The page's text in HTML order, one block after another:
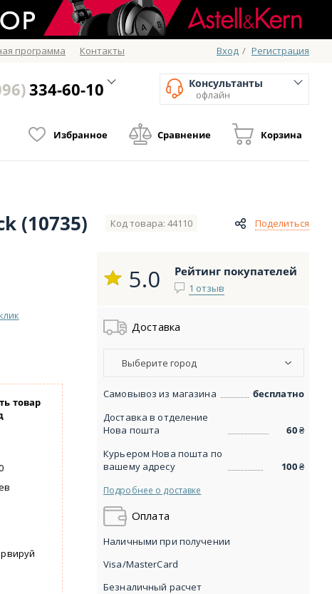
программа Контакты Вход / Регистрация
334-60-10 Консультанты
офлайн
Избранное Сравнение Корзина
(10735) Код товара: 44110 Поделиться
товар
5.0 Рейтинг покупателей
1 отзыв
Доставка
Выберите город
Самовывоз из магазина
бесплатно
Доставка в отделение
Нова пошта
60₴
Курьером Нова пошта по
вашему адресу
100₴
Подробнее о доставке
Оплата
Visa/MasterCard
Наличными при получении
Безналичный расчет